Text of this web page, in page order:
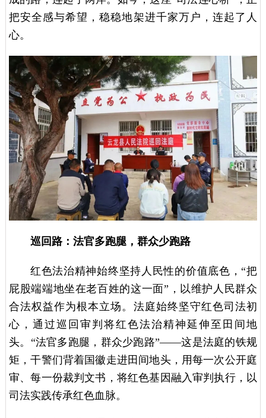
把安全感与希望，稳稳地架进千家万户，连起了人
心。
巡回路：法官多跑腿，群众少跑路
红色法治精神始终坚持人民性的价值底色，“把
屁股端端地坐在老百姓的这一面”，以维护人民群众
合法权益作为根本立场。法庭始终坚守红色司法初
心，通过巡回审判将红色法治精神延伸至田间地
头。“法官多跑腿，群众少跑路”——这是法庭的铁规
矩，干警们背着国徽走进田间地头，用每一次公开庭
审、每一份裁判文书，将红色基因融入审判执行，以
司法实践传承红色血脉。